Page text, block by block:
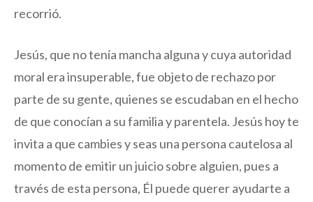
recorrió.
Jesús, que no tenía mancha alguna y cuya autoridad
moral era insuperable, fue objeto de rechazo por
parte de su gente, quienes se escudaban en el hecho
de que conocían a su familia y parentela. Jesús hoy te
invita a que cambies y seas una persona cautelosa al
momento de emitir un juicio sobre alguien, pues a
través de esta persona, Él puede querer ayudarte a